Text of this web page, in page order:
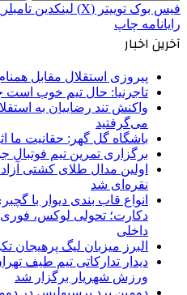
فیس بوک توییتر (X) لینکدین ‫تامبلر
رایانامه چاپ
آخرین اخبار
پیروزی استقلال مقابل
تاجرنیا: حال تیم خوب است
واکنش تند رضاییان به
می‌گرفتید
باشگاه گل گهر: حقانیت ما
برگزاری تمرین تیم فوتبال
اولین مدال طلای کشتی
نقره‌ای شد
انواع قاب بندی دیوار با
دکارت؛ تحولی لوکس،
داخلی
البرز میزبان لیگ پرهیجان
دیدار تدارکاتی تیم طیف
ورزش شهریار برگزار شد
دومین برد پرسپولیس در